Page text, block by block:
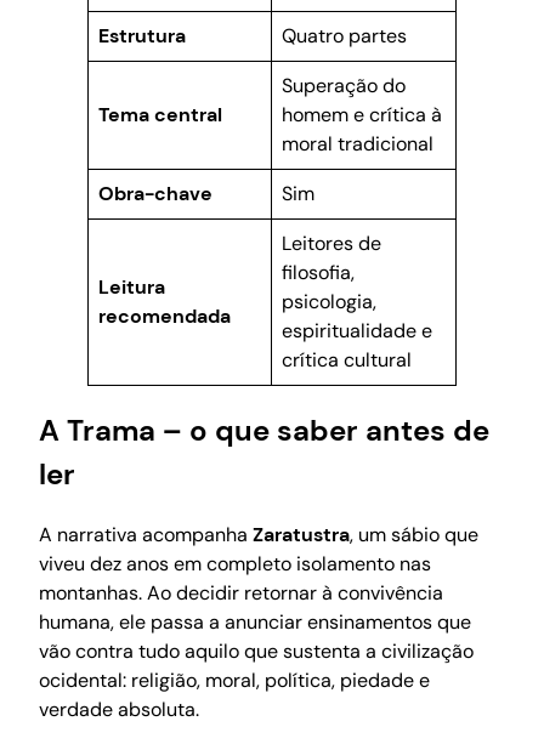
Estrutura
Quatro partes
Tema central
Superação do
homem e crítica à
moral tradicional
Obra-chave
Sim
Leitura
recomendada
Leitores de
filosofia,
psicologia,
espiritualidade e
crítica cultural
A Trama – o que saber antes de
ler
A narrativa acompanha Zaratustra, um sábio que
viveu dez anos em completo isolamento nas
montanhas. Ao decidir retornar à convivência
humana, ele passa a anunciar ensinamentos que
vão contra tudo aquilo que sustenta a civilização
ocidental: religião, moral, política, piedade e
verdade absoluta.